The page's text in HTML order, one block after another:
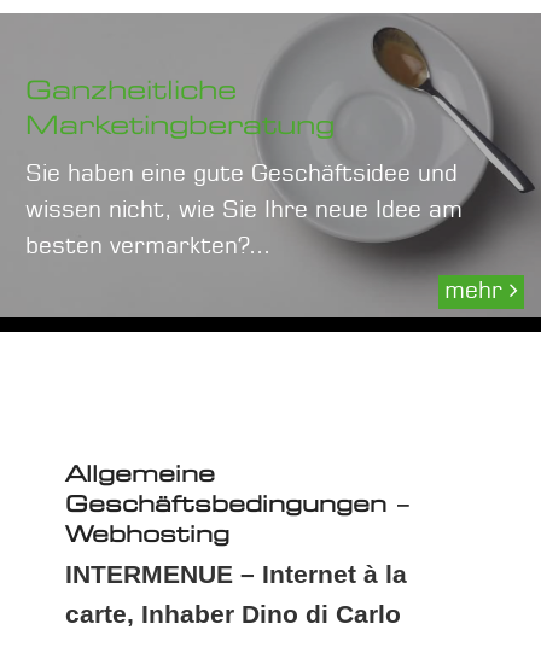
Ganzheitliche
Marketingberatung
Sie haben eine gute Geschäftsidee und
wissen nicht, wie Sie Ihre neue Idee am
besten vermarkten?...
mehr
Allgemeine
Geschäftsbedingungen –
Webhosting
INTERMENUE – Internet à la
carte, Inhaber Dino di Carlo